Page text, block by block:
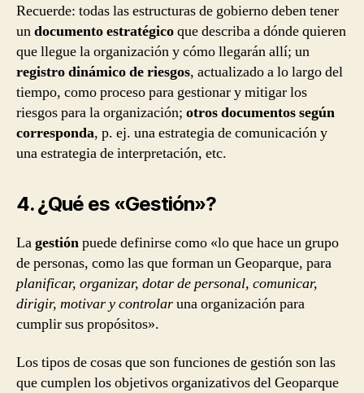
Recuerde: todas las estructuras de gobierno deben tener
undocumento estratégicoque describa a dónde quieren
que llegue la organización y cómo llegarán allí; un
registro dinámico de riesgos, actualizado a lo largo del
tiempo, como proceso para gestionar y mitigar los
riesgos para la organización; otros documentos según
corresponda, p. ej. una estrategia de comunicación y
una estrategia de interpretación, etc.
4. ¿Qué es «Gestión»?
Lagestiónpuede definirse como «lo que hace un grupo
de personas, como las que forman un Geoparque, para
planificar, organizar, dotar de personal, comunicar,
dirigir, motivar y controlaruna organización para
cumplir sus propósitos».
Los tipos de cosas que son funciones de gestión son las
que cumplen los objetivos organizativos del Geoparque